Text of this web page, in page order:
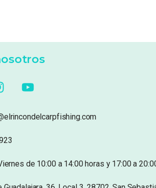
de 10:00 a 14:00 horas y 17:00 a